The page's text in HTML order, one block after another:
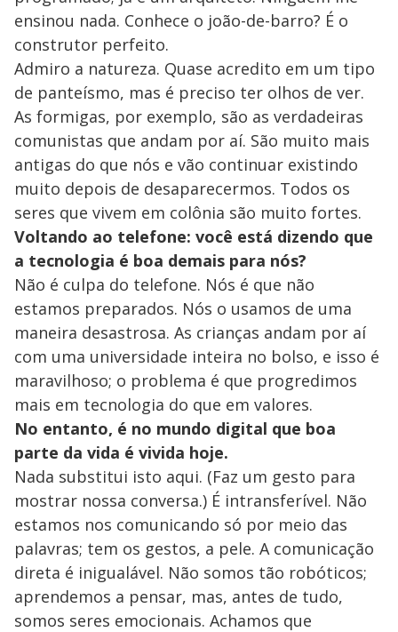
ensinou nada. Conhece o joão-de-barro? É o
construtor perfeito.
Admiro a natureza. Quase acredito em um tipo
de panteísmo, mas é preciso ter olhos de ver.
As formigas, por exemplo, são as verdadeiras
comunistas que andam por aí. São muito mais
antigas do que nós e vão continuar existindo
muito depois de desaparecermos. Todos os
seres que vivem em colônia são muito fortes.
Voltando ao telefone: você está dizendo que
a tecnologia é boa demais para nós?
Não é culpa do telefone. Nós é que não
estamos preparados. Nós o usamos de uma
maneira desastrosa. As crianças andam por aí
com uma universidade inteira no bolso, e isso é
maravilhoso; o problema é que progredimos
mais em tecnologia do que em valores.
No entanto, é no mundo digital que boa
parte da vida é vivida hoje.
Nada substitui isto aqui. (Faz um gesto para
mostrar nossa conversa.) É intransferível. Não
estamos nos comunicando só por meio das
palavras; tem os gestos, a pele. A comunicação
direta é inigualável. Não somos tão robóticos;
aprendemos a pensar, mas, antes de tudo,
somos seres emocionais. Achamos que